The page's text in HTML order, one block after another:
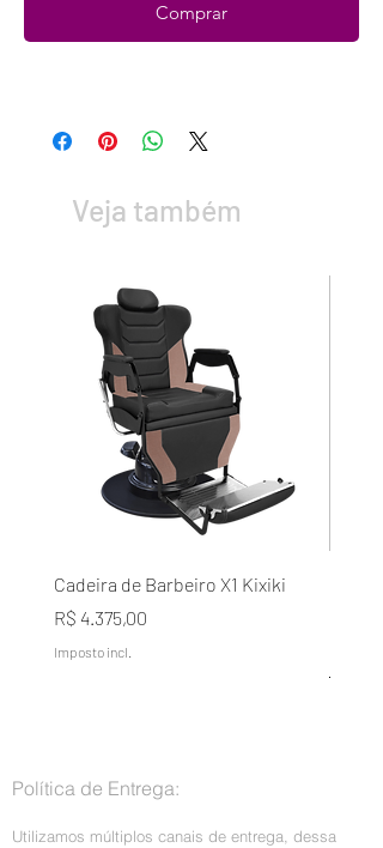
Comprar
Veja também
Cadeira de Barbeiro X1 Kixiki
Preço
R$ 4.375,00
Imposto incl.
Preço
R$
Política de Entrega:
Utilizamos múltiplos canais de entrega, dessa